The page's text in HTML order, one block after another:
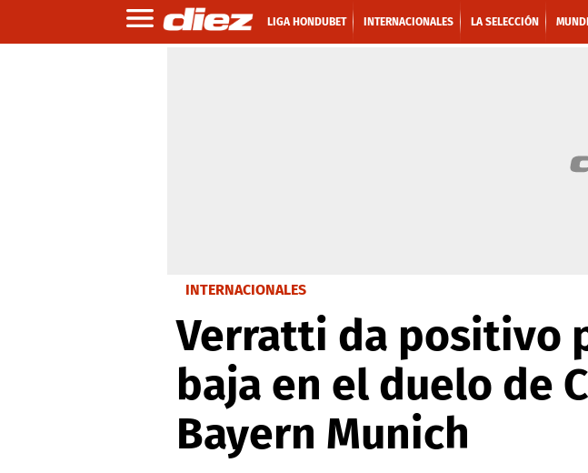
LIGA HONDUBET INTERNACIONALES LA SELECCIÓN
INTERNACIONALES
Verratti da positivo
baja en el duelo de
Bayern Munich